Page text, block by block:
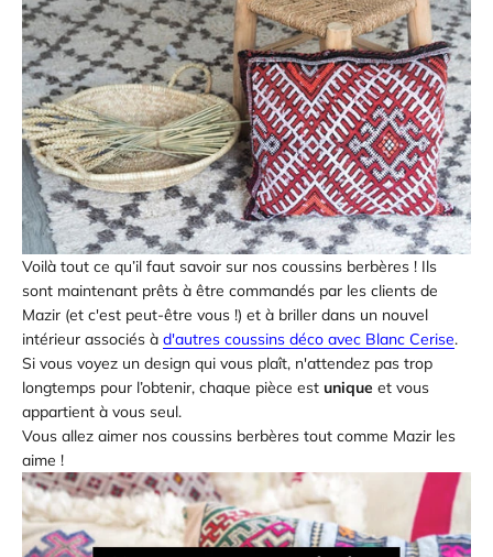
Voilà tout ce qu’il faut savoir sur nos coussins berbères ! Ils
sont maintenant prêts à être commandés par les clients de
Mazir (et c'est peut-être vous !) et à briller dans un nouvel
intérieur associés à d'autres coussins déco avec Blanc Cerise.
Si vous voyez un design qui vous plaît, n'attendez pas trop
longtemps pour l’obtenir, chaque pièce est unique et vous
appartient à vous seul.
Vous allez aimer nos coussins berbères tout comme Mazir les
aime !